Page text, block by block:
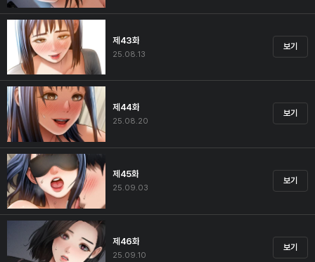
제43화
25.08.13
보기
제44화
25.08.20
보기
제45화
25.09.03
보기
제46화
25.09.10
보기